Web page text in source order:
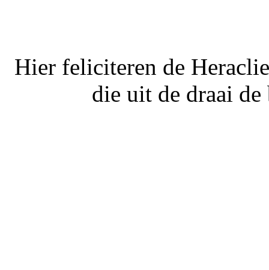
Hier feliciteren de
die uit de draai